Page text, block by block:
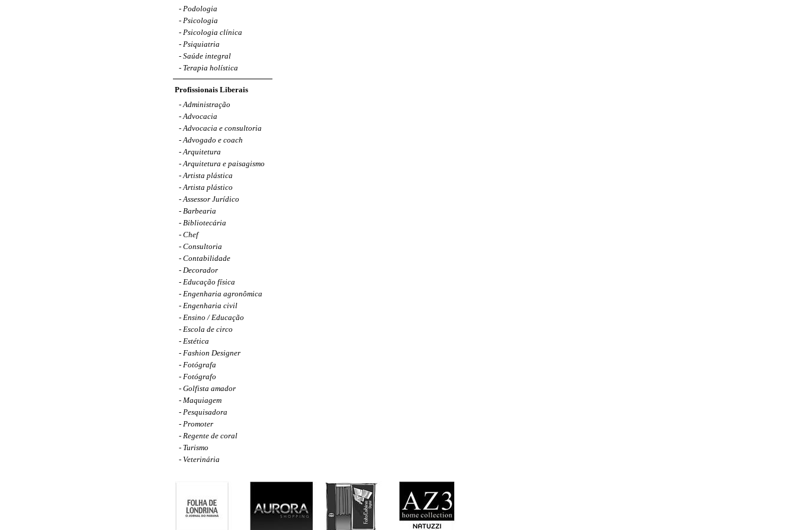
- Podologia
- Psicologia
- Psicologia clínica
- Psiquiatria
- Saúde integral
- Terapia holística
Profissionais Liberais
-Administração
-Advocacia
-Advocacia e consultoria
-Advogado e coach
-Arquitetura
-Arquitetura e paisagismo
-Artista plástica
-Artista plástico
-Assessor Jurídico
- Barbearia
- Bibliotecária
- Chef
- Consultoria
- Contabilidade
- Decorador
- Educação física
- Engenharia agronômica
- Engenharia civil
- Ensino / Educação
- Escola de circo
- Estética
- Fashion Designer
- Fotógrafa
- Fotógrafo
- Golfista amador
- Maquiagem
- Pesquisadora
- Promoter
- Regente de coral
- Turismo
- Veterinária